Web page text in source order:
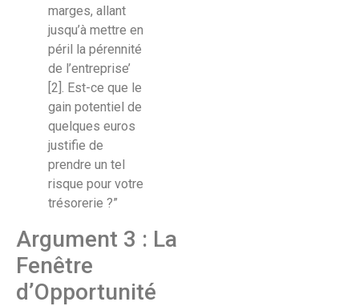
marges, allant
jusqu’à mettre en
péril la pérennité
de l’entreprise’
[2]. Est-ce que le
gain potentiel de
quelques euros
justifie de
prendre un tel
risque pour votre
trésorerie ?”
Argument 3 : La
Fenêtre
d’Opportunité